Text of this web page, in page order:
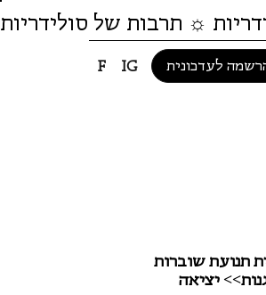
F IG לעדכונית
☼ תרבות של סולידריות
תנועת שוברות
יציאה